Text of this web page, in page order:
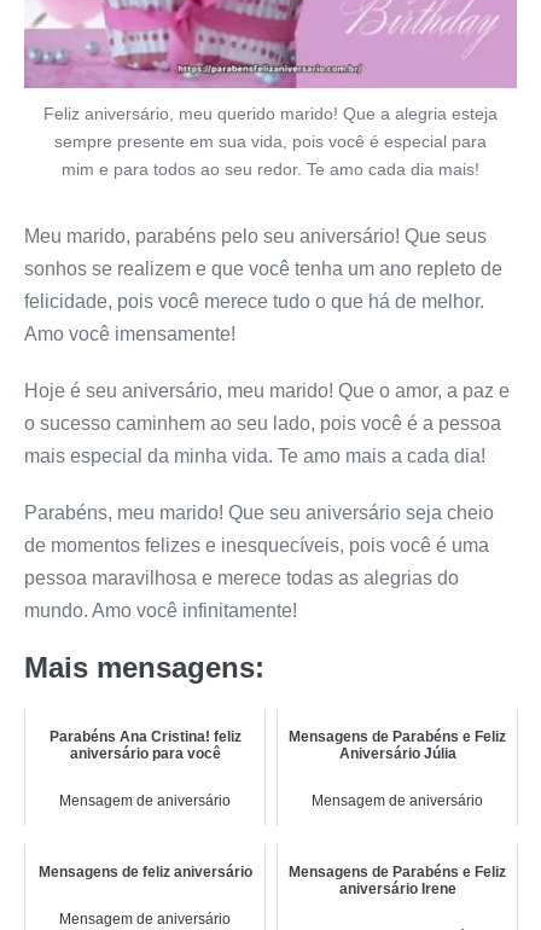
Feliz aniversário, meu querido marido! Que a alegria esteja
sempre presente em sua vida, pois você é especial para
mim e para todos ao seu redor. Te amo cada dia mais!
Meu marido, parabéns pelo seu aniversário! Que seus
sonhos se realizem e que você tenha um ano repleto de
felicidade, pois você merece tudo o que há de melhor.
Amo você imensamente!
Hoje é seu aniversário, meu marido! Que o amor, a paz e
o sucesso caminhem ao seu lado, pois você é a pessoa
mais especial da minha vida. Te amo mais a cada dia!
Parabéns, meu marido! Que seu aniversário seja cheio
de momentos felizes e inesquecíveis, pois você é uma
pessoa maravilhosa e merece todas as alegrias do
mundo. Amo você infinitamente!
Mais mensagens:
Parabéns Ana Cristina! feliz
aniversário para você
Mensagem de aniversário
Mensagens de Parabéns e Feliz
Aniversário Júlia
Mensagem de aniversário
Mensagens de feliz aniversário
Mensagem de aniversário
Mensagens de Parabéns e Feliz
aniversário Irene